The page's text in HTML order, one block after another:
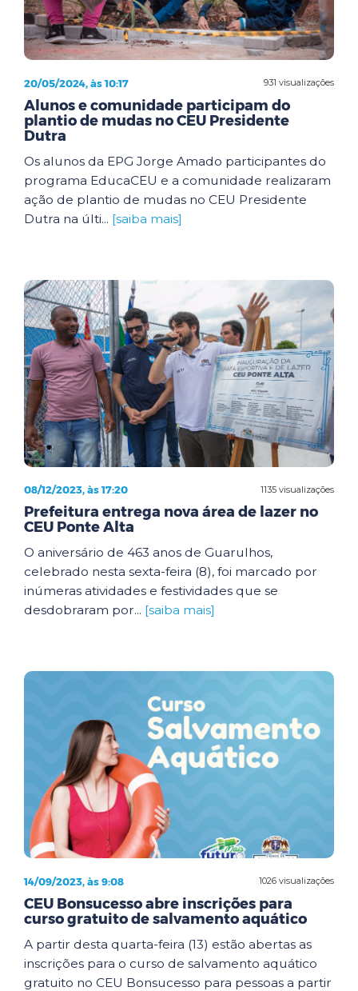
931 visualizações
20/05/2024, às 10:17
Alunos e comunidade participam do
plantio de mudas no CEU Presidente
Dutra
Os alunos da EPG Jorge Amado participantes do
programa EducaCEU e a comunidade realizaram
ação de plantio de mudas no CEU Presidente
Dutra na últi... [saiba mais]
1135 visualizações
08/12/2023, às 17:20
Prefeitura entrega nova área de lazer no
CEU Ponte Alta
O aniversário de 463 anos de Guarulhos,
celebrado nesta sexta-feira (8), foi marcado por
inúmeras atividades e festividades que se
desdobraram por... [saiba mais]
1026 visualizações
14/09/2023, às 9:08
CEU Bonsucesso abre inscrições para
curso gratuito de salvamento aquático
A partir desta quarta-feira (13) estão abertas as
inscrições para o curso de salvamento aquático
gratuito no CEU Bonsucesso para pessoas a partir